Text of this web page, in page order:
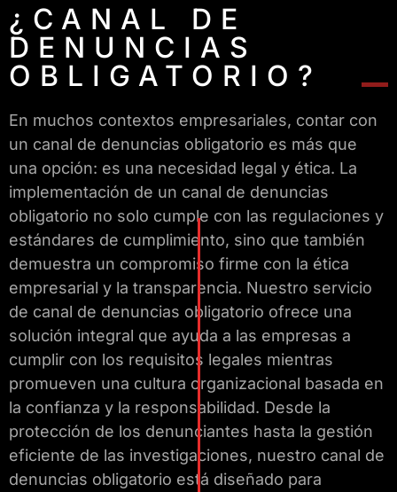
¿CANAL DE
DENUNCIAS
OBLIGATORIO?
En muchos contextos empresariales, contar con
un canal de denuncias obligatorio es más que
una opción: es una necesidad legal y ética. La
implementación de un canal de denuncias
obligatorio no solo cumple con las regulaciones y
estándares de cumplimiento, sino que también
demuestra un compromiso firme con la ética
empresarial y la transparencia. Nuestro servicio
de canal de denuncias obligatorio ofrece una
solución integral que ayuda a las empresas a
cumplir con los requisitos legales mientras
promueven una cultura organizacional basada en
la confianza y la responsabilidad. Desde la
protección de los denunciantes hasta la gestión
eficiente de las investigaciones, nuestro canal de
denuncias obligatorio está diseñado para